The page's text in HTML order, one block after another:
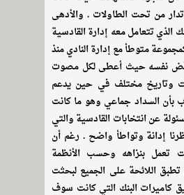
تدار من تحت الطاولات . والأدهى
الذي تتعامل معه إدارة القادسية
متوطأ مع إدارة النادي منذ
نفسه حيث أعطى لكل مصوت
وتاريخ مختلف في حين يدعم
بأن السداد جماعي وهو ما كانت
عن انتخابات القادسية والتي
إدانة وتواطأ واضح . رغم أن
تعمل بنزاهه وحسب الأنظمة
تطبق اللائحة على الجميع لبحثت
كاميرات البنك التي كانت سوف